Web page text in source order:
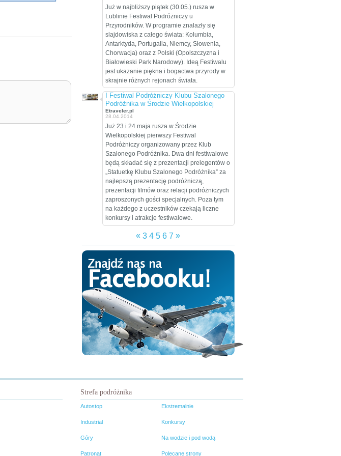
celem są Stany
Zjednoczone, które
zamierzają przejechać
wzdłuż i wszerz w
trakcie dwumiesięcznej
eskapady.
Już w najbliższy piątek (30.05.) rusza w
Lublinie Festiwal Podróżniczy u
Przyrodników. W programie znalazły się
slajdowiska z całego świata: Kolumbia,
Antarktyda, Portugalia, Niemcy, Słowenia,
Chorwacja) oraz z Polski (Opolszczyzna i
Białowieski Park Narodowy). Ideą Festiwalu
jest ukazanie piękna i bogactwa przyrody w
skrajnie różnych rejonach świata.
I Festiwal Podróżniczy Klubu Szalonego
Podróżnika w Środzie Wielkopolskiej
Etraveler.pl
28.04.2014
Już 23 i 24 maja rusza w Środzie
Wielkopolskiej pierwszy Festiwal
Podróżniczy organizowany przez Klub
Szalonego Podróżnika. Dwa dni festiwalowe
będą składać się z prezentacji prelegentów o
„Statuetkę Klubu Szalonego Podróżnika” za
najlepszą prezentację podróżniczą,
prezentacji filmów oraz relacji podróżniczych
zaproszonych gości specjalnych. Poza tym
na każdego z uczestników czekają liczne
konkursy i atrakcje festiwalowe.
« 3 4 5 6 7 »
Strefa podróżnika
Autostop Ekstremalnie
Industrial Konkursy
Góry Na wodzie i pod wodą
Patronat Polecane strony